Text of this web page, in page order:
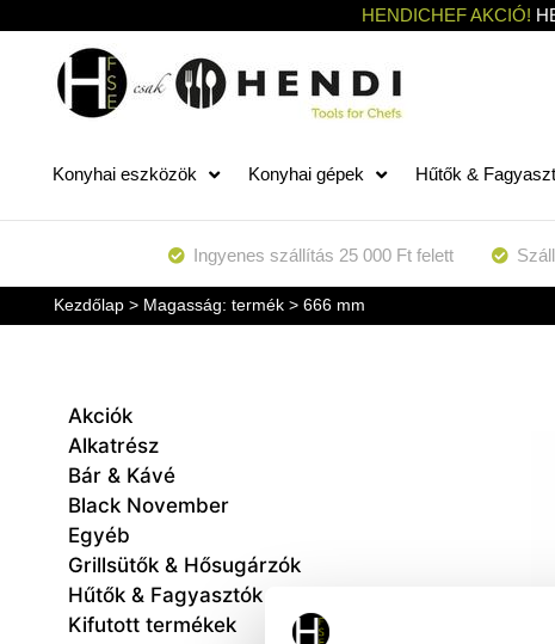
HENDICHEF AKCIÓ!
Konyhai eszközök Konyhai gépek Hűtők &
Ingyenes szállítás 25 000 Ft felett
Kezdőlap> Magasság: termék > 666 mm
Akciók
Alkatrész
Bár & Kávé
Black November
Egyéb
Grillsütők & Hősugárzók
Hűtők & Fagyasztók
Kifutott termékek